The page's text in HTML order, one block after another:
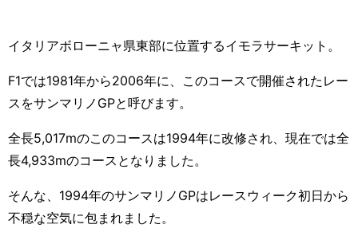
イタリアボローニャ県東部に位置するイモラサーキット。
F1では1981年から2006年に、このコースで開催されたレー
スをサンマリノ GPと呼びます。
全長5,017mのこのコースは1994年に改修され、現在では全
長4,933mのコースとなりました。
そんな、 1994年のサンマリノ GPはレースウィーク初日から
不穏な空気に包まれました。